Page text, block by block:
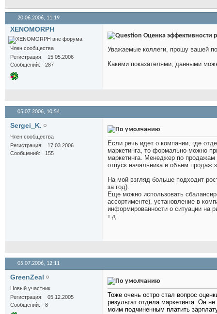
20.06.2006, 11:19
XENOMORPH
Член сообщества
Регистрация
15.05.2006
Сообщений
287
Оценка эффективности
Уважаемые коллеги, прошу вашей
Какими показателями, данными
05.07.2006, 10:54
Sergei_K.
Член сообщества
Регистрация
17.03.2006
Сообщений
155
Если речь идет о компании, где
маркетинга, то формально можно
маркетинга. Менеджер по
отпуск начальника и объем продаж
На мой взгляд больше подходит
за год).
Еще можно использовать
ассортименте), установление в
информированности о ситуации на
т.д.
05.07.2006, 12:11
GreenZeal
Новый участник
Регистрация
05.12.2005
Сообщений
8
Тоже очень остро стал вопрос
результат отдела маркетинга. Он
моим подчиненным платить